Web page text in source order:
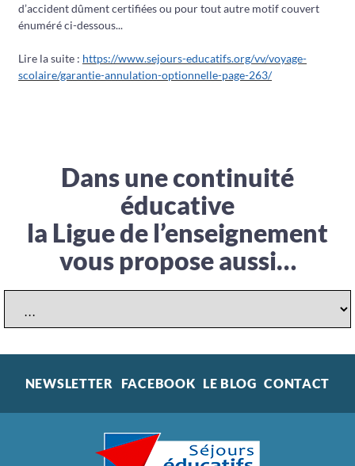
d’accident dûment certifiées ou pour tout autre motif couvert
énuméré ci-dessous...
Lire la suite : https://www.sejours-educatifs.org/vv/voyage-
scolaire/garantie-annulation-optionnelle-page-263/
Dans une continuité
éducative
la Ligue de l’enseignement
vous propose aussi…
NEWSLETTER FACEBOOK LE BLOG CONTACT